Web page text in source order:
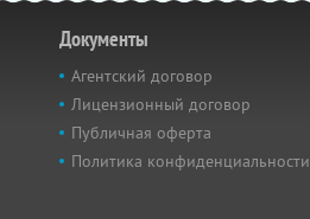
Документы
Агентский договор
Лицензионный договор
Публичная оферта
Политика конфиденциальности